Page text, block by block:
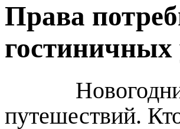
Права
гостиничных
путешествий.